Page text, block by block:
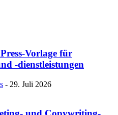
Vorlage für
-dienstleistungen
- 29. Juli 2026